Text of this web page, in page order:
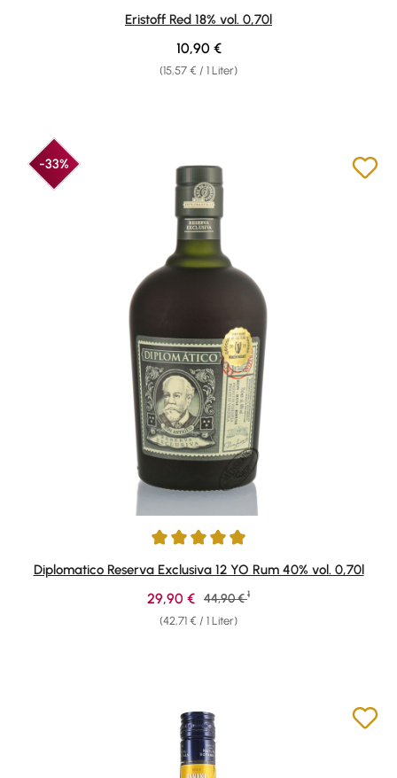
Durchschnittliche Bewertung von 5 von 5 Sternen
Eristoff Red 18% vol. 0,70l
(15,57 € / 1 Liter)
Regulärer Preis:
10,90 €
-33%
Durchschnittliche Bewertung von 4.9 von 5 Sternen
Diplomatico Reserva Exclusiva 12 YO Rum 40% vol. 0,70l
(42,71 € / 1 Liter)
Verkaufspreis:
29,90 € Regulärer Preis:
44,90 € 1